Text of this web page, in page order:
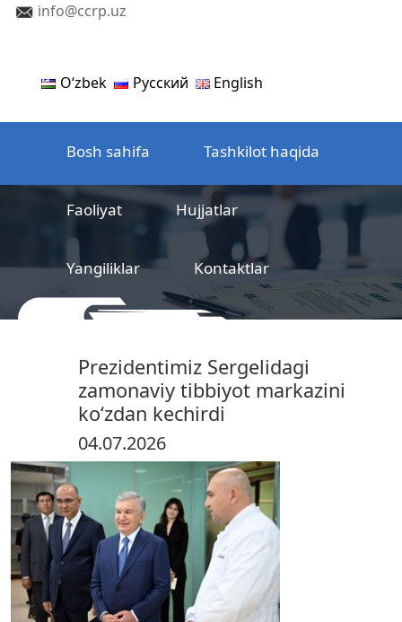
info@ccrp.uz
Oʻzbek Русский English
Bosh sahifa Tashkilot haqida
Faoliyat Hujjatlar
Yangiliklar Kontaktlar
sertifikatlashtirish markazi
Prezidentimiz Sergelidagi
zamonaviy tibbiyot markazini
koʻzdan kechirdi
04.07.2026